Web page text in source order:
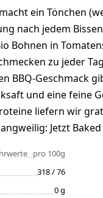
ein Tönchen
nach jedem
Bohnen in
zu jeder
BBQ-Geschmack
und eine feine
liefern wir
Jetzt
pro 100g
318 / 76
0 g